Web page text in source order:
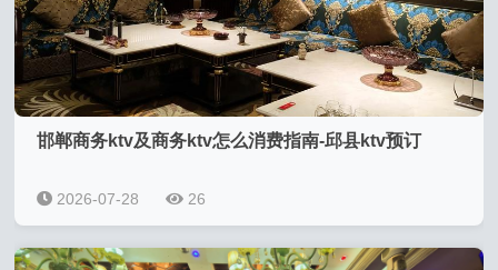
邯郸商务ktv及商务ktv怎么消费指南-邱县ktv预订
2026-07-28 26